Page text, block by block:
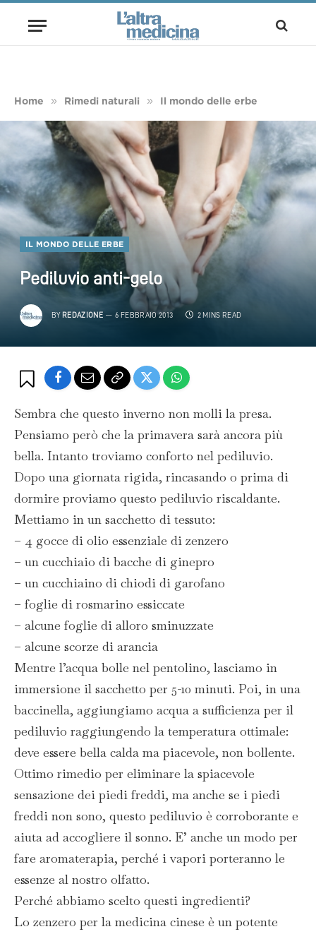
Home » Rimedi naturali » Il mondo delle erbe
IL MONDO DELLE ERBE
Pediluvio anti-gelo
BY REDAZIONE 6 FEBBRAIO 2013 2 MINS READ
Sembra che questo inverno non molli la presa.
Pensiamo però che la primavera sarà ancora più
bella. Intanto troviamo conforto nel pediluvio.
Dopo una giornata rigida, rincasando o prima di
dormire proviamo questo pediluvio riscaldante.
Mettiamo in un sacchetto di tessuto:
– 4 gocce di olio essenziale di zenzero
– un cucchiaio di bacche di ginepro
– un cucchiaino di chiodi di garofano
– foglie di rosmarino essiccate
– alcune foglie di alloro sminuzzate
– alcune scorze di arancia
Mentre l’acqua bolle nel pentolino, lasciamo in
immersione il sacchetto per 5-10 minuti. Poi, in una
baccinella, aggiungiamo acqua a sufficienza per il
pediluvio raggiungendo la temperatura ottimale:
deve essere bella calda ma piacevole, non bollente.
Ottimo rimedio per eliminare la spiacevole
sensazione dei piedi freddi, ma anche se i piedi
freddi non sono, questo pediluvio è corroborante e
aiuta ad accogliere il sonno. E’ anche un modo per
fare aromaterapia, perché i vapori porteranno le
essenze al nostro olfatto.
Perché abbiamo scelto questi ingredienti?
Lo zenzero per la medicina cinese è un potente